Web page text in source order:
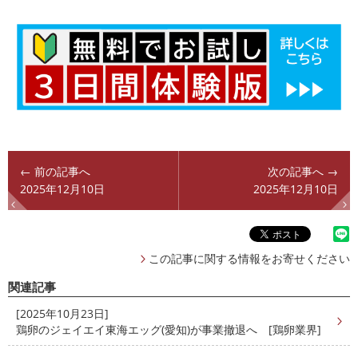
← 前の記事へ
2025年12月10日
次の記事へ →
2025年12月10日
この記事に関する情報をお寄せください
関連記事
[2025年10月23日]
鶏卵のジェイエイ東海エッグ(愛知)が事業撤退へ [鶏卵業界]